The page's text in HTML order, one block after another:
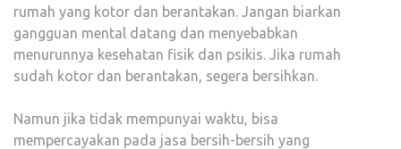
rumah yang kotor dan berantakan. Jangan biarkan
gangguan mental datang dan menyebabkan
menurunnya kesehatan fisik dan psikis. Jika rumah
sudah kotor dan berantakan, segera bersihkan.
Namun jika tidak mempunyai waktu, bisa
mempercayakan pada jasa bersih-bersih yang